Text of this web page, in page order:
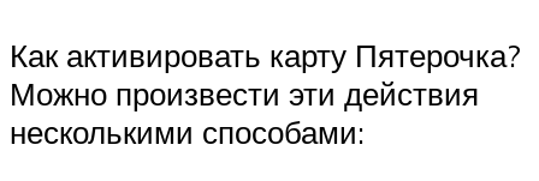
Как активировать карту Пятерочка?
Можно произвести эти действия
несколькими способами: